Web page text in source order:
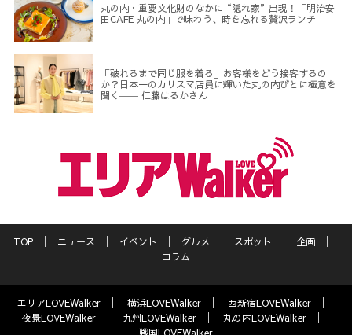
丸の内・重要文化財のなかに“隠れ家”出現！「明治安
田CAFE 丸の内」で味わう、時を忘れる贅沢ランチ
「破れるまで同じ服を着る」お客様をどう接客するの
か？日本一のカリスマ店員に輝いた丸の内びとに極意を
聞く―― 仁藤はるかさん
TOP ニュース イベント グルメ スポット
企画
コラム
エリアLOVEWalker 横浜LOVEWalker
西新宿LOVEWalker
夜景LOVEWalker
九州LOVEWalker
丸の内LOVEWalker